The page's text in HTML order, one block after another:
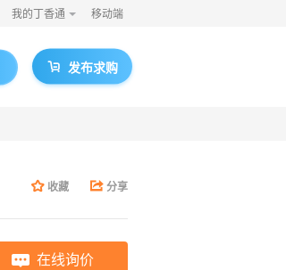
我的丁香通 移动端
发布求购
收藏 分享
在线询价